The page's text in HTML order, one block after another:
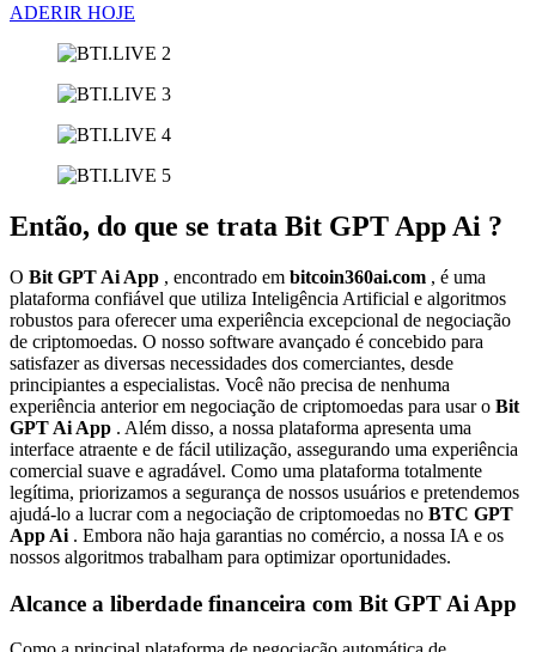
ADERIR HOJE
Então, do que se trata Bit GPT App Ai ?
O Bit GPT Ai App , encontrado em bitcoin360ai.com , é uma
plataforma confiável que utiliza Inteligência Artificial e algoritmos
robustos para oferecer uma experiência excepcional de negociação
de criptomoedas. O nosso software avançado é concebido para
satisfazer as diversas necessidades dos comerciantes, desde
principiantes a especialistas. Você não precisa de nenhuma
experiência anterior em negociação de criptomoedas para usar o Bit
GPT Ai App . Além disso, a nossa plataforma apresenta uma
interface atraente e de fácil utilização, assegurando uma experiência
comercial suave e agradável. Como uma plataforma totalmente
legítima, priorizamos a segurança de nossos usuários e pretendemos
ajudá-lo a lucrar com a negociação de criptomoedas no BTC GPT
App Ai . Embora não haja garantias no comércio, a nossa IA e os
nossos algoritmos trabalham para optimizar oportunidades.
Alcance a liberdade financeira com Bit GPT Ai App